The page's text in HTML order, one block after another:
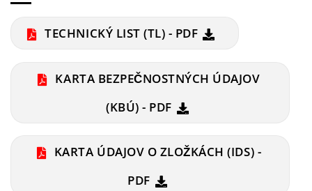
TECHNICKÝ LIST (TL) - PDF
KARTA BEZPEČNOSTNÝCH ÚDAJOV
(KBÚ) - PDF
KARTA ÚDAJOV O ZLOŽKÁCH (IDS) -
PDF